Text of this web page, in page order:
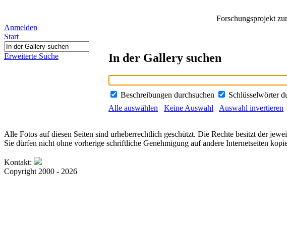
Forschungsprojekt
Anmelden
Start
Erweiterte Suche In der Gallery suchen
Beschreibungen durchsuchen Schlüsselwörter
Alle auswählen
Keine Auswahl Auswahl invertieren
Alle Fotos auf diesen Seiten sind urheberrechtlich geschützt. Die Rechte besitzt der
Sie dürfen nicht ohne vorherige schriftliche Genehmigung auf andere Internetseiten
Kontakt:
Copyright 2000 - 2026